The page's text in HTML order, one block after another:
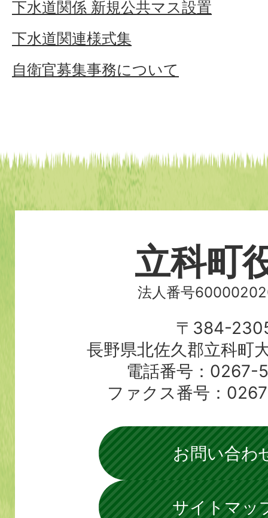
下水道関係 新規公共マス設置
下水道関連様式集
自衛官募集事務について
立科町
法人番号
〒384-
長野県北佐久郡立科町
電話番号：0267-
ファクス番号：
お問い合わ
サイトマッ